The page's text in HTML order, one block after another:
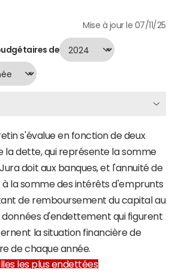
Mise à jour le 07/11/25
de
s'évalue en fonction de deux
la dette, qui représente la somme
doit aux banques, et l'annuité de
à la somme des intérêts d'emprunts
de remboursement du capital au
données d'endettement qui figurent
la situation financière de
de chaque année.
les plus endettées